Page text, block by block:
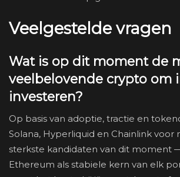
Veelgestelde vragen
Wat is op dit moment de
veelbelovende crypto om
investeren?
Op basis van adoptie, tractie en
Solana, Hyperliquid en Chainlink voor
sterkste kandidaten van dit moment
Ethereum als stabiele kern van elk